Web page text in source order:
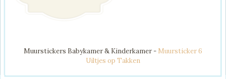
Muurstickers Babykamer & Kinderkamer - Muursticker 6
Uiltjes op Takken